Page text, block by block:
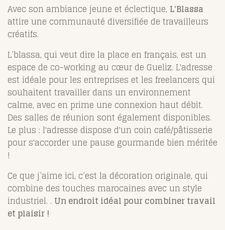
Avec son ambiance jeune et éclectique, L'Blassa
attire une communauté diversifiée de travailleurs
créatifs.
L’blassa, qui veut dire la place en français, est un
espace de co-working au cœur de Gueliz. L'adresse
est idéale pour les entreprises et les freelancers qui
souhaitent travailler dans un environnement
calme, avec en prime une connexion haut débit.
Des salles de réunion sont également disponibles.
Le plus : l'adresse dispose d'un coin café/pâtisserie
pour s'accorder une pause gourmande bien méritée
!
Ce que j’aime ici, c’est la décoration originale, qui
combine des touches marocaines avec un style
industriel. . Un endroit idéal pour combiner travail
et plaisir !